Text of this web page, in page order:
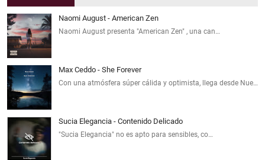
Naomi August - American Zen
Naomi August presenta "American Zen" , una can…
Max Ceddo - She Forever
Con una atmósfera súper cálida y optimista, llega desde Nue…
Sucia Elegancia - Contenido Delicado
"Sucia Elegancia" no es apto para sensibles, co…